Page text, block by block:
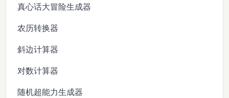
真心话大冒险生成器
农历转换器
斜边计算器
对数计算器
随机超能力生成器